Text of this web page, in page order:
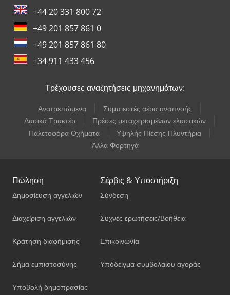
+44 20 331 800 72
+49 201 857 861 0
+49 201 857 861 80
+34 911 433 456
Τρέχουσες αναζητήσεις μηχανημάτων:
Ανατρεπώμενα
Συμπιεστές αέρα αναπνοής
Δασικά Τρακτέρ
Πρέσες μεταχειρισμένων ελαστικών
Παλετοφόρα Οχήματα
Υψηλής Πίεσης Πλυντήρια
Άλλα Φορτηγά
Πώληση
Δημοσίευση αγγελιών
Διαχείριση αγγελιών
Κράτηση διαφήμισης
Σήμα εμπιστοσύνης
Υποβολή δημοπρασίας
Σέρβις & Υποστήριξη
Σύνδεση
Συχνές ερωτήσεις/Βοήθεια
Επικοινωνία
Υπόδειγμα συμβολαίου αγοράς